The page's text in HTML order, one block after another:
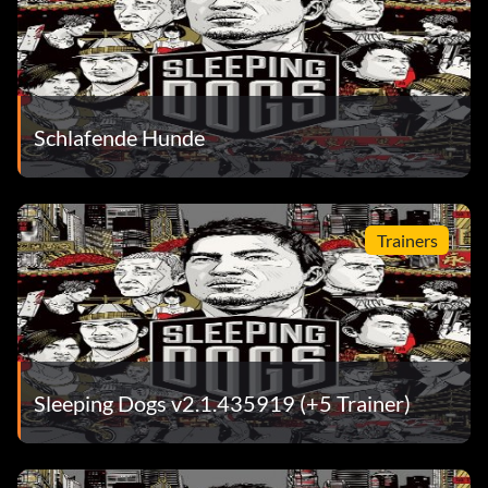
Schlafende Hunde
Trainers
Sleeping Dogs v2.1.435919 (+5 Trainer)